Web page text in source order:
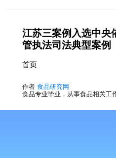
江苏三案例入选中央
管执法司法典型案例
首页
作者 食品研究网
食品专业毕业，从事食品相关工